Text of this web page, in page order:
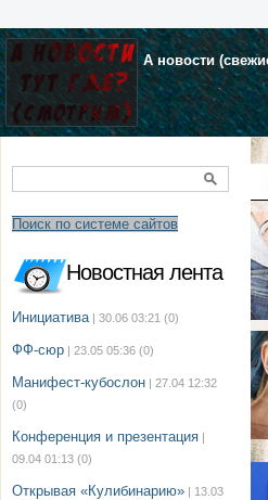
А новости
Поиск по системе сайтов
Новостная лента
Инициатива | 30.06 03:21 (0)
ФФ-сюр | 23.05 05:36 (0)
Манифест-кубослон | 27.04 12:32
(0)
Конференция и презентация |
09.04 01:13 (0)
Открывая «Кулибинарию» | 13.03